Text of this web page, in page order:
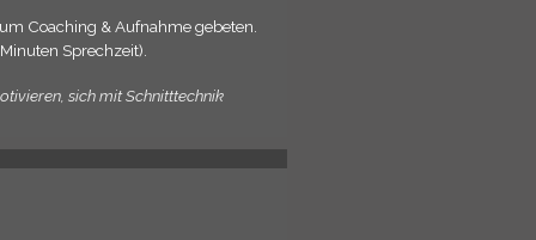
Coaching & Aufnahme gebeten.
Sprechzeit).
sich mit Schnitttechnik